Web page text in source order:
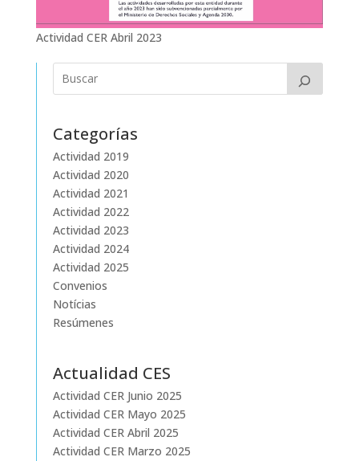
Actividad CER Abril 2023
Categorías
Actividad 2019
Actividad 2020
Actividad 2021
Actividad 2022
Actividad 2023
Actividad 2024
Actividad 2025
Convenios
Notícias
Resúmenes
Actualidad CES
Actividad CER Junio 2025
Actividad CER Mayo 2025
Actividad CER Abril 2025
Actividad CER Marzo 2025